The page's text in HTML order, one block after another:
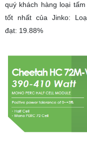
quý khách hàng loại
tốt nhất của Jinko:
đạt: 19.88%